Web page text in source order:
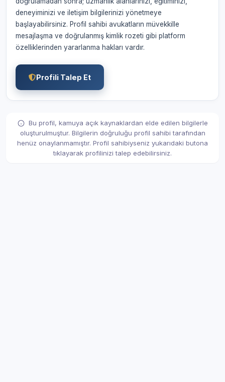
deneyiminizi ve iletişim bilgilerinizi yönetmeye
başlayabilirsiniz. Profil sahibi avukatların müvekkille
mesajlaşma ve doğrulanmış kimlik rozeti gibi platform
özelliklerinden yararlanma hakları vardır.
Profili Talep Et
Bu profil, kamuya açık kaynaklardan elde edilen bilgilerle
oluşturulmuştur. Bilgilerin doğruluğu profil sahibi tarafından
henüz onaylanmamıştır. Profil sahibiyseniz yukarıdaki butona
tıklayarak profilinizi talep edebilirsiniz.